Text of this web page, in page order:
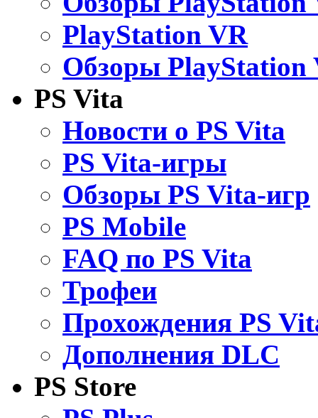
PlayStation VR
Обзоры PlayStation
PS Vita
Новости о PS Vita
PS Vita-игры
Обзоры PS Vita-игр
PS Mobile
FAQ по PS Vita
Трофеи
Прохождения PS
Дополнения DLC
PS Store